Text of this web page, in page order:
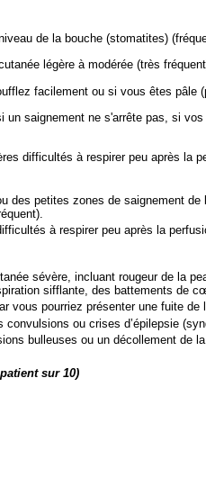
de la bouche (stomatites)
légère à modérée (très
facilement ou si vous êtes pâle
saignement ne s'arrête pas, si
difficultés à respirer peu après la
des petites zones de saignement
à respirer peu après la
sévère, incluant rougeur de la
sifflante, des battements de
vous pourriez présenter une fuite
ou crises d’épilepsie
bulleuses ou un décollement de
sur 10)